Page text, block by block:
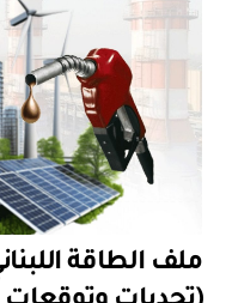
ملف الطاقة